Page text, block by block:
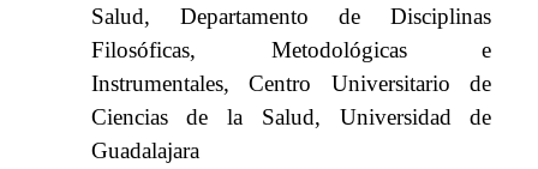
Salud, Departamento de Disciplinas
Filosóficas, Metodológicas e
Instrumentales, Centro Universitario de
Ciencias de la Salud, Universidad de
Guadalajara